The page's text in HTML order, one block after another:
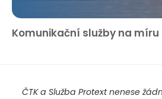
Komunikační služby na míru
ČTK a Služba Protext nenese